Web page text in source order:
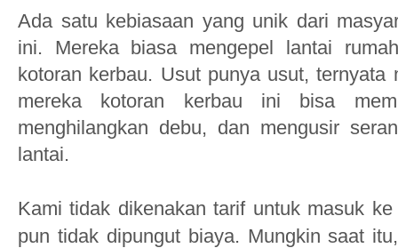
Ada satu kebiasaan yang unik dari
ini. Mereka biasamengepel lantai
kotoran kerbau. Usut punya usut, ternyata
mereka kotoran kerbau ini bisa me
menghilangkan debu, dan mengusir
lantai.
Kami tidak dikenakan tarif untuk masuk ke
pun tidak dipungut biaya. Mungkin saat